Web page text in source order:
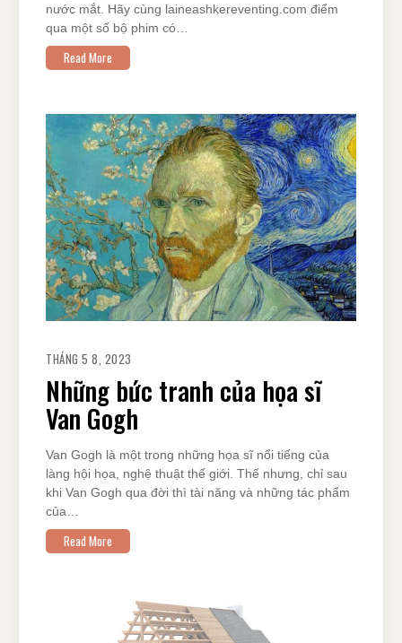
nước mắt. Hãy cùng laineashkereventing.com điểm
qua một số bộ phim có…
Read More
THÁNG 5 8, 2023
Những bức tranh của họa sĩ
Van Gogh
Van Gogh là một trong những họa sĩ nổi tiếng của
làng hội họa, nghệ thuật thế giới. Thế nhưng, chỉ sau
khi Van Gogh qua đời thì tài năng và những tác phẩm
của…
Read More